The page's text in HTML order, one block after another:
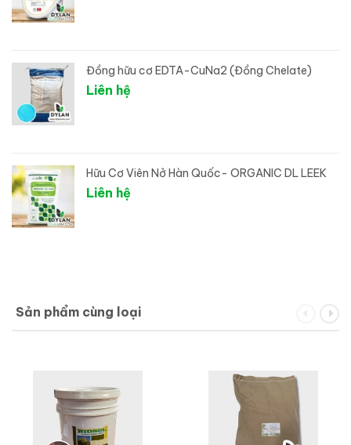
Đồng hữu cơ EDTA-CuNa2 (Đồng Chelate)
Liên hệ
Hữu Cơ Viên Nở Hàn Quốc- ORGANIC DL LEEK
Liên hệ
Sản phẩm cùng loại